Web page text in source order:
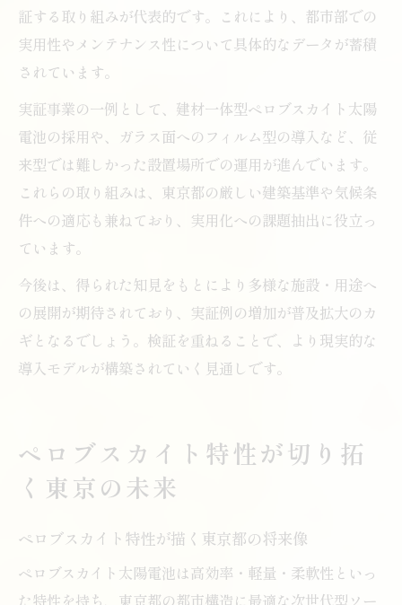
証する取り組みが代表的です。これにより、都市部での
実用性やメンテナンス性について具体的なデータが蓄積
されています。
実証事業の一例として、建材一体型ペロブスカイト太陽
電池の採用や、ガラス面へのフィルム型の導入など、従
来型では難しかった設置場所での運用が進んでいます。
これらの取り組みは、東京都の厳しい建築基準や気候条
件への適応も兼ねており、実用化への課題抽出に役立っ
ています。
今後は、得られた知見をもとにより多様な施設・用途へ
の展開が期待されており、実証例の増加が普及拡大のカ
ギとなるでしょう。検証を重ねることで、より現実的な
導入モデルが構築されていく見通しです。
ペロブスカイト特性が切り拓
く東京の未来
ペロブスカイト特性が描く東京都の将来像
ペロブスカイト太陽電池は高効率・軽量・柔軟性といっ
た特性を持ち、東京都の都市構造に最適な次世代型ソー